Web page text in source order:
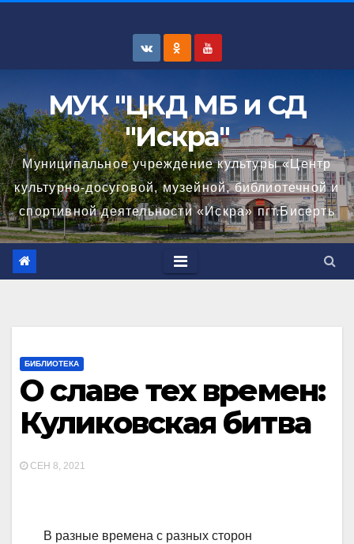
МУК "ЦКД МБ и СД
"Искра"
Муниципальное учреждение культуры «Центр
культурно-досуговой, музейной, библиотечной и
спортивной деятельности «Искра» пгт.Бисерть
БИБЛИОТЕКА
О славе тех времен:
Куликовская битва
СЕН 8, 2021
В разные времена с разных сторон